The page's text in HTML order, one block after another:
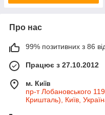
Про нас
99% позитивних з 86
Працює з 27.10.2012
м. Київ
пр-т Лобановського
Кришталь), Київ,